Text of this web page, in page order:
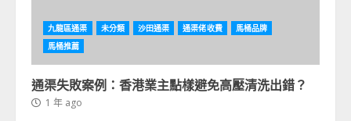
九龍區通渠 未分類 沙田通渠 通渠佬收費
馬桶品牌
馬桶推薦
通渠失敗案例：香港業主點樣避免高壓清洗出錯？
1 年 ago